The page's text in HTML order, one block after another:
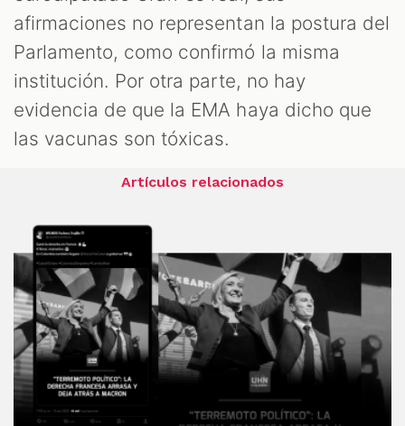
afirmaciones no representan la postura del
Parlamento, como confirmó la misma
institución. Por otra parte, no hay
evidencia de que la EMA haya dicho que
las vacunas son tóxicas.
Artículos relacionados